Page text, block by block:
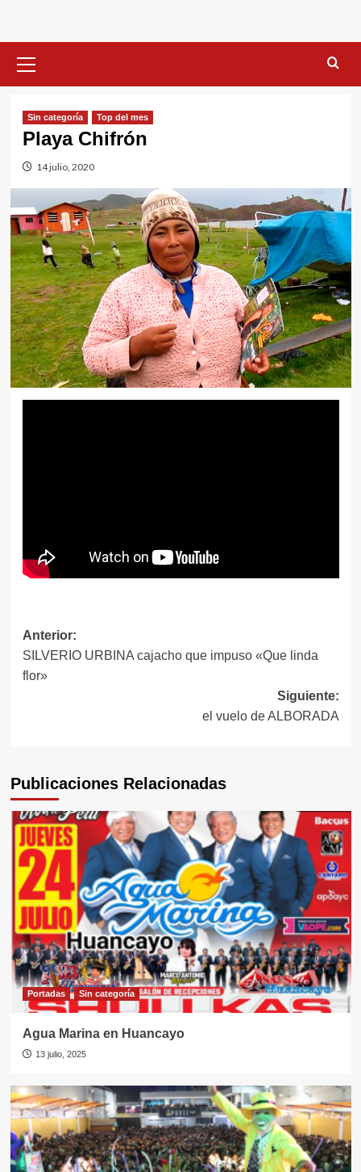
primario
Sin categorí­a Top del mes
Playa Chifrón
14 julio, 2020
Navegación
de
Anterior:
SILVERIO URBINA cajacho que impuso «Que linda
flor»
Siguiente:
el vuelo de ALBORADA
Publicaciones Relacionadas
Portadas Sin categorí­a
Agua Marina en Huancayo
13 julio, 2025